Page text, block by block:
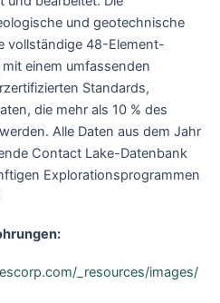
und geotechnische
vollständige 48-Element-
einem umfassenden
Standards,
die mehr als 10 % des
Alle Daten aus dem Jahr
Contact Lake-Datenbank
Explorationsprogrammen
_resources/images/